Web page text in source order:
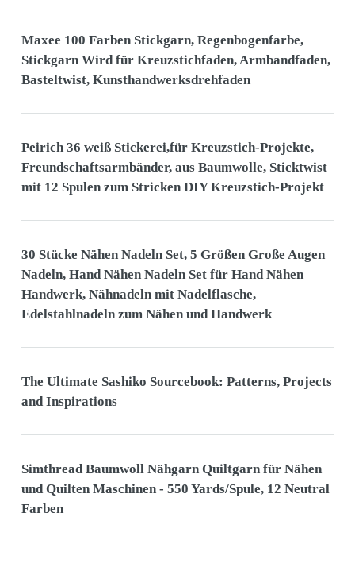
Maxee 100 Farben Stickgarn, Regenbogenfarbe,
Stickgarn Wird für Kreuzstichfaden, Armbandfaden,
Basteltwist, Kunsthandwerksdrehfaden
Peirich 36 weiß Stickerei,für Kreuzstich-Projekte,
Freundschaftsarmbänder, aus Baumwolle, Sticktwist
mit 12 Spulen zum Stricken DIY Kreuzstich-Projekt
30 Stücke Nähen Nadeln Set, 5 Größen Große Augen
Nadeln, Hand Nähen Nadeln Set für Hand Nähen
Handwerk, Nähnadeln mit Nadelflasche,
Edelstahlnadeln zum Nähen und Handwerk
The Ultimate Sashiko Sourcebook: Patterns, Projects
and Inspirations
Simthread Baumwoll Nähgarn Quiltgarn für Nähen
und Quilten Maschinen - 550 Yards/Spule, 12 Neutral
Farben